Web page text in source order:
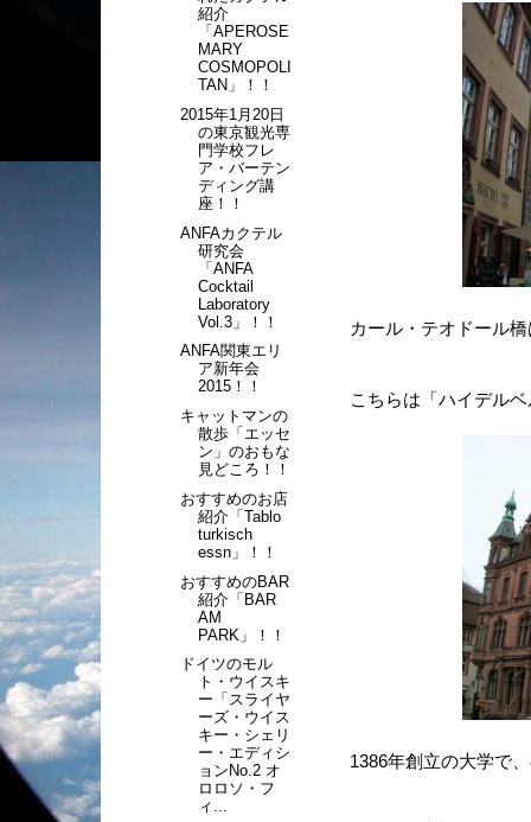
カール・テオドール
こちらは「ハイデル
1386年創立の大学で
紹介
「APEROSE
MARY
COSMOPOLI
TAN」！！
2015年1月20日
の東京観光専
門学校フレ
ア・バーテン
ディング講
座！！
ANFAカクテル
研究会
「ANFA
Cocktail
Laboratory
Vol.3」！！
ANFA関東エリ
ア新年会
2015！！
キャットマンの
散歩「エッセ
ン」のおもな
見どころ！！
おすすめのお店
紹介「Tablo
turkisch
essn」！！
おすすめのBAR
紹介「BAR
AM
PARK」！！
ドイツのモル
ト・ウイスキ
ー「スライヤ
ーズ・ウイス
キー・シェリ
ー・エディシ
ョンNo.2 オ
ロロソ・フ
ィ...